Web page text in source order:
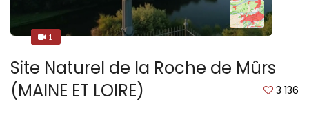
11
Site Naturel de la Roche de Mûrs
(MAINE ET LOIRE)
3 136